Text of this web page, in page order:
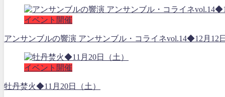
イベント開催
アンサンブルの響演 アンサンブル・コライネvol.14◆12月12
イベント開催
牡丹焚火◆11月20日（土）